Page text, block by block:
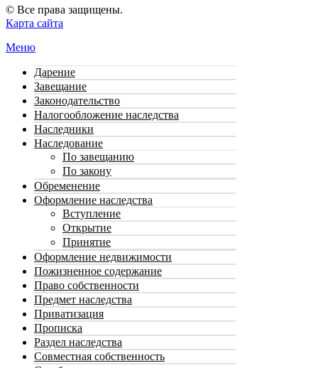
© Все права защищены.
Карта сайта
Меню
Дарение
Завещание
Законодательство
Налогообложение наследства
Наследники
Наследование
По завещанию
По закону
Обременение
Оформление наследства
Вступление
Открытие
Принятие
Оформление недвижимости
Пожизненное содержание
Право собственности
Предмет наследства
Приватизация
Прописка
Раздел наследства
Совместная собственность